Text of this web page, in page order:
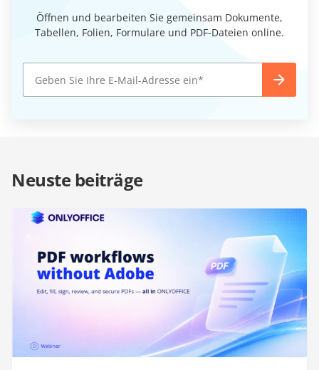
Öffnen und bearbeiten Sie gemeinsam Dokumente,
Tabellen, Folien, Formulare und PDF-Dateien online.
Neuste beiträge